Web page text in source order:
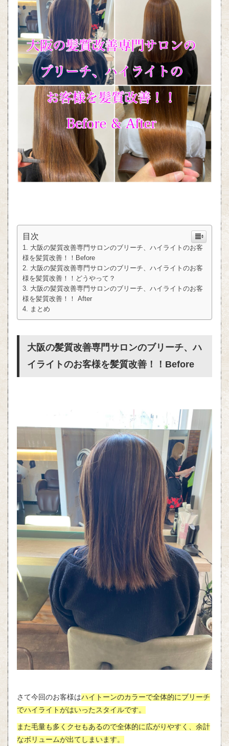
目次
大阪の髪質改善専門サロンのブリーチ、ハイライトのお客
様を髪質改善！！Before
大阪の髪質改善専門サロンのブリーチ、ハイライトのお客
様を髪質改善！！どうやって？
大阪の髪質改善専門サロンのブリーチ、ハイライトのお客
様を髪質改善！！ After
まとめ
大阪の髪質改善専門サロンのブリーチ、ハ
イライトのお客様を髪質改善！！Before
さて今回のお客様はハイトーンのカラーで全体的にブリーチ
でハイライトがはいったスタイルです。
また毛量も多くクセもあるので全体的に広がりやすく、余計
なボリュームが出てしまいます。